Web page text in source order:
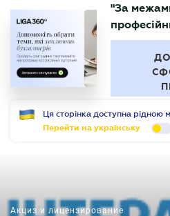
БУХГАЛТЕР
"За
Ця сторінка доступна рідною
Перейти на українську
Акциз и лицензирование